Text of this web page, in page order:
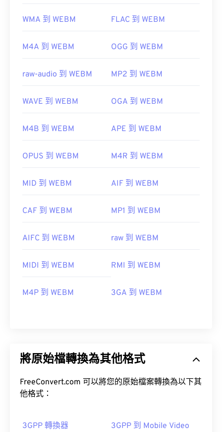
WMA 到 WEBM FLAC 到 WEBM
M4A 到 WEBM OGG 到 WEBM
raw-audio 到 WEBM MP2 到 WEBM
WAVE 到 WEBM OGA 到 WEBM
M4B 到 WEBM APE 到 WEBM
OPUS 到 WEBM M4R 到 WEBM
MID 到 WEBM AIF 到 WEBM
CAF 到 WEBM MP1 到 WEBM
AIFC 到 WEBM raw 到 WEBM
MIDI 到 WEBM RMI 到 WEBM
M4P 到 WEBM 3GA 到 WEBM
將原始檔轉換為其他格式
FreeConvert.com 可以將您的原始檔案轉換為以下其
他格式：
3GPP 轉換器 3GPP 到 Mobile Video